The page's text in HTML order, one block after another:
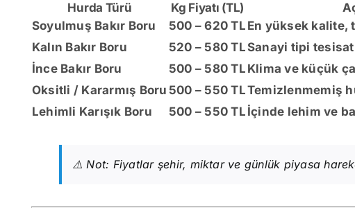
Hurda Türü Kg Fiyatı (TL)
Soyulmuş Bakır Boru
500 – 620 TL En yüksek kalite,
Kalın Bakır Boru
520 – 580 TLSanayi tipi
İnce Bakır Boru
500 – 580 TL Klima ve küçük
Oksitli / Kararmış Boru 500 – 550 TLTemizlenmemiş
Lehimli Karışık Boru
500 – 550 TL İçinde lehim ve
⚠️ Not: Fiyatlar şehir, miktar ve günlük piyasa